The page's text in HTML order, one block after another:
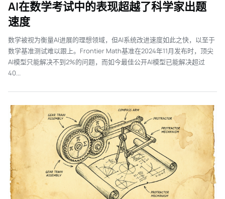
AI在数学考试中的表现超越了科学家出题
速度
数学被视为衡量AI进展的理想领域，但AI系统改进速度如此之快，以至于
数学基准测试难以跟上。Frontier Math基准在2024年11月发布时，顶尖
AI模型只能解决不到2%的问题，而如今最佳公开AI模型已能解决超过
40...